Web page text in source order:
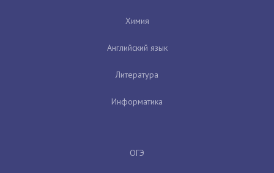
Химия
Английский язык
Литература
Информатика
ОГЭ